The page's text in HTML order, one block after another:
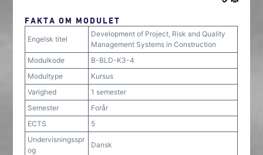
FAKTA OM MODULET
Engelsk titel
Development of Project, Risk and Quality
Management Systems in Construction
Modulkode
B-BLD-K3-4
Modultype
Kursus
Varighed
1 semester
Semester
Forår
ECTS
5
Undervisningsspr
og
Dansk